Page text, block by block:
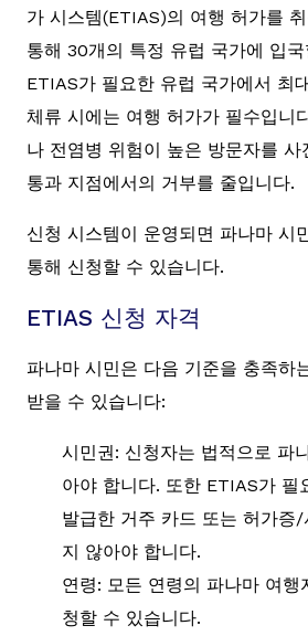
가 시스템(ETIAS)의 여행 허가를
통해 30개의 특정 유럽 국가에 입
ETIAS가 필요한 유럽 국가에서 최
체류 시에는 여행 허가가 필수입니
나 전염병 위험이 높은 방문자를 사
통과 지점에서의 거부를 줄입니다.
신청 시스템이 운영되면 파나마 시
통해 신청할 수 있습니다.
ETIAS 신청 자격
파나마 시민은 다음 기준을 충족하
받을 수 있습니다:
시민권: 신청자는 법적으로 파
아야 합니다. 또한 ETIAS가 필
발급한 거주 카드 또는 허가증
지 않아야 합니다.
연령: 모든 연령의 파나마 여행
청할 수 있습니다.